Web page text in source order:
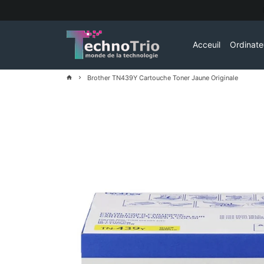
au
Acceuil
home keyboard_arrow_right Brother TN439Y Cartouche Toner Jaune Originale